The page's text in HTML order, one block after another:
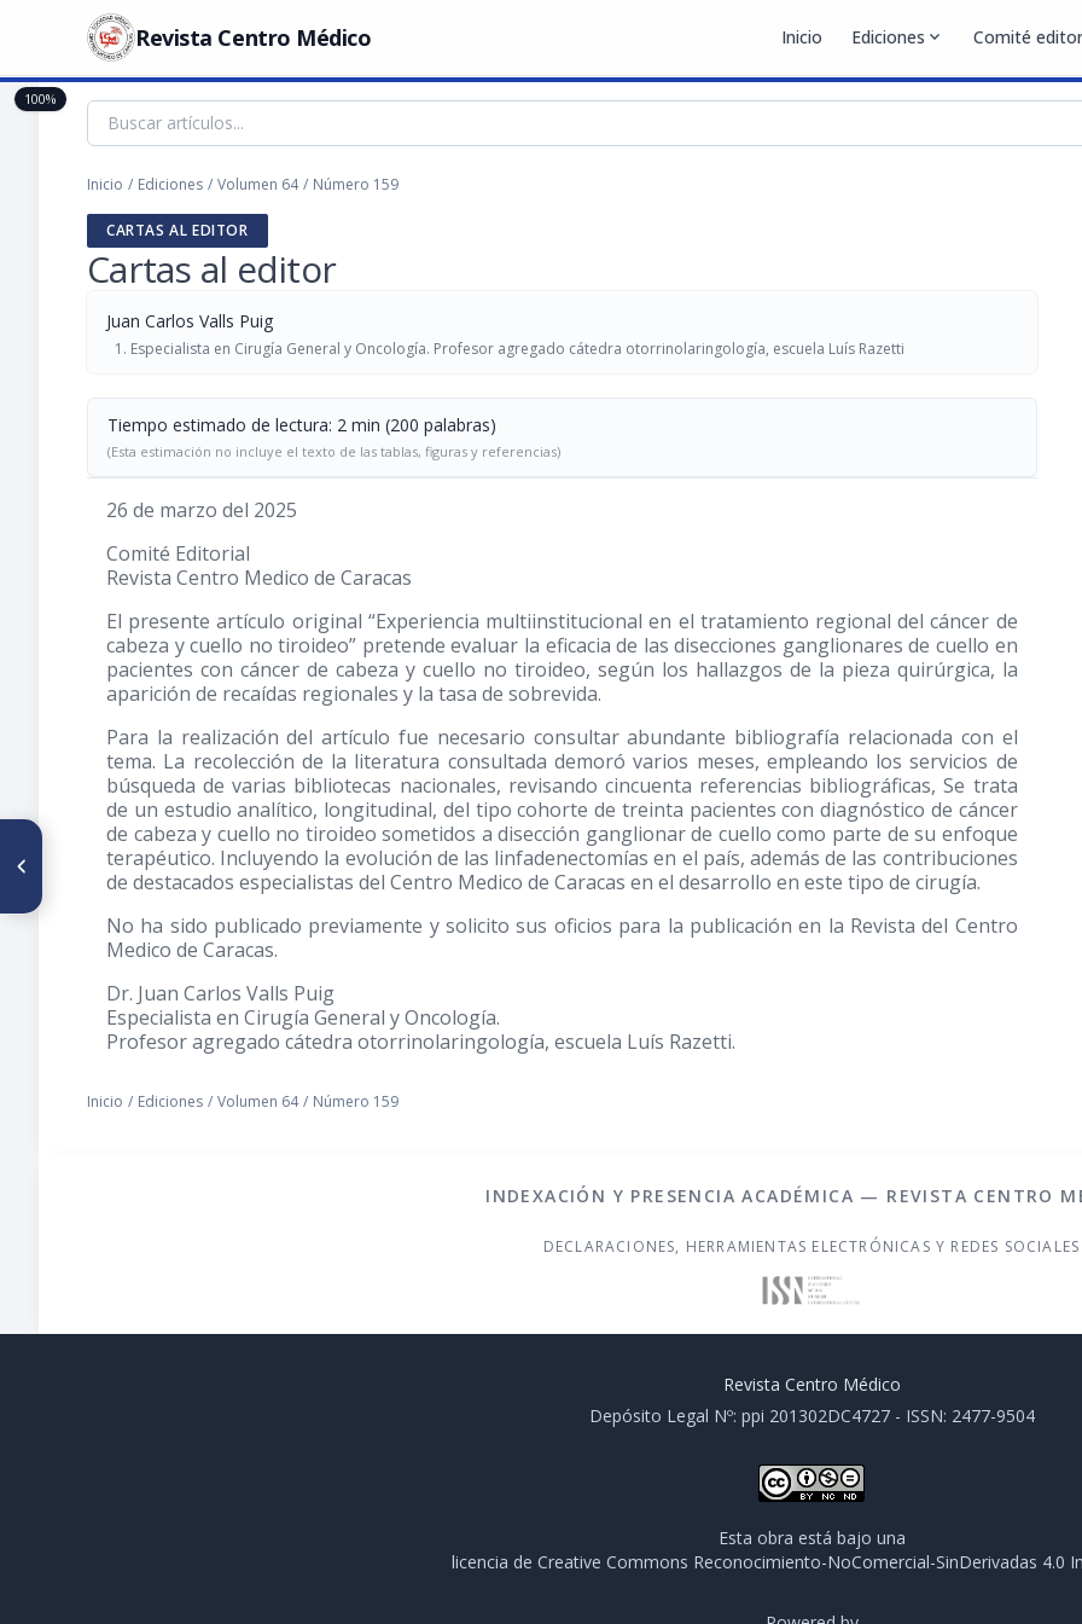
Revista Centro Médico Inicio Ediciones expand_more Comité
Inicio / Ediciones / Volumen 64 / Número 159
CARTAS AL EDITOR
Cartas al editor
Juan Carlos Valls Puig
Especialista en Cirugía General y Oncología. Profesor agregado cátedra otorrinolaringología, escuela Luís Razetti
Tiempo estimado de lectura: 2 min (200 palabras)
(Esta estimación no incluye el texto de las tablas, figuras y referencias)
26 de marzo del 2025
Comité Editorial
Revista Centro Medico de Caracas
El presente artículo original “Experiencia multiinstitucional en el tratamiento regional del cáncer de
cabeza y cuello no tiroideo” pretende evaluar la eficacia de las disecciones ganglionares de cuello en
pacientes con cáncer de cabeza y cuello no tiroideo, según los hallazgos de la pieza quirúrgica, la
aparición de recaídas regionales y la tasa de sobrevida.
Para la realización del artículo fue necesario consultar abundante bibliografía relacionada con el
tema. La recolección de la literatura consultada demoró varios meses, empleando los servicios de
búsqueda de varias bibliotecas nacionales, revisando cincuenta referencias bibliográficas, Se trata
de un estudio analítico, longitudinal, del tipo cohorte de treinta pacientes con diagnóstico de cáncer
de cabeza y cuello no tiroideo sometidos a disección ganglionar de cuello como parte de su enfoque
terapéutico. Incluyendo la evolución de las linfadenectomías en el país, además de las contribuciones
de destacados especialistas del Centro Medico de Caracas en el desarrollo en este tipo de cirugía.
No ha sido publicado previamente y solicito sus oficios para la publicación en la Revista del Centro
Medico de Caracas.
Dr. Juan Carlos Valls Puig
Especialista en Cirugía General y Oncología.
Profesor agregado cátedra otorrinolaringología, escuela Luís Razetti.
Inicio / Ediciones / Volumen 64 / Número 159
100%
ARTÍCULO ANTERIOR
Tumor de Krukenberg.
Experiencia clínica
INDEXACIÓN Y PRESENCIA ACADÉMICA — REVISTA CENTRO
DECLARACIONES, HERRAMIENTAS ELECTRÓNICAS Y REDES SOCIALES
Revista Centro Médico
Depósito Legal Nº: ppi 201302DC4727 - ISSN: 2477-9504
Esta obra está bajo una
licencia de Creative Commons Reconocimiento-NoComercial-SinDerivadas 4.0